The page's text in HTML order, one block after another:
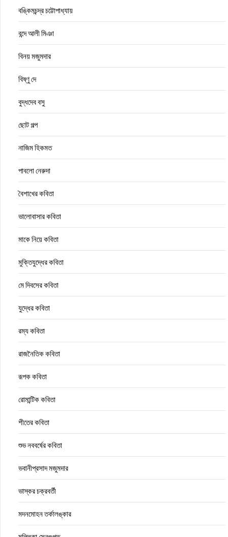
বঙ্কিমচন্দ্র চট্টোপাধ্যায়
বন্দে আলী মিঞা
বিনয় মজুমদার
বিষ্ণু দে
বুদ্ধদেব বসু
ছোট গল্প
নাজিম হিকমত
পাবলো নেরুদা
বৈশাখের কবিতা
ভালোবাসার কবিতা
মাকে নিয়ে কবিতা
মুক্তিযুদ্ধের কবিতা
মে দিবসের কবিতা
যুদ্ধের কবিতা
রম্য কবিতা
রাজনৈতিক কবিতা
রূপক কবিতা
রোমান্টিক কবিতা
শীতের কবিতা
শুভ নববর্ষের কবিতা
ভবানীপ্রসাদ মজুমদার
ভাস্কর চক্রবর্তী
মদনমোহন তর্কালঙ্কার